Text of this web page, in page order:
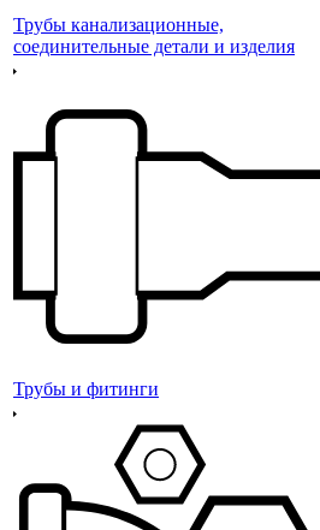
Трубы канализационные,
соединительные детали и изделия
Трубы и фитинги